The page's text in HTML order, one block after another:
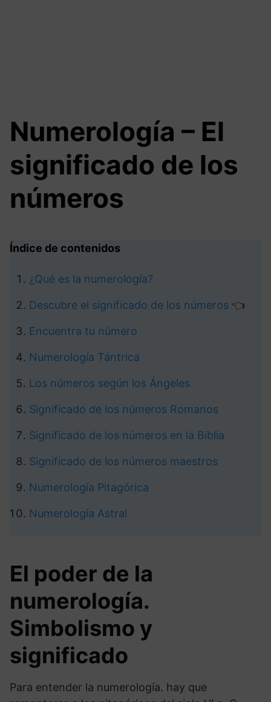
Numerología – El
significado de los
números
Índice de contenidos
¿Qué es la numerología?
Descubre el significado de los números 👈
Encuentra tu número
Numerología Tántrica
Los números según los Ángeles
Significado de los números Romanos
Significado de los números en la Biblia
Significado de los números maestros
Numerología Pitagórica
Numerología Astral
El poder de la
numerología.
Simbolismo y
significado
Para entender la numerología. hay que